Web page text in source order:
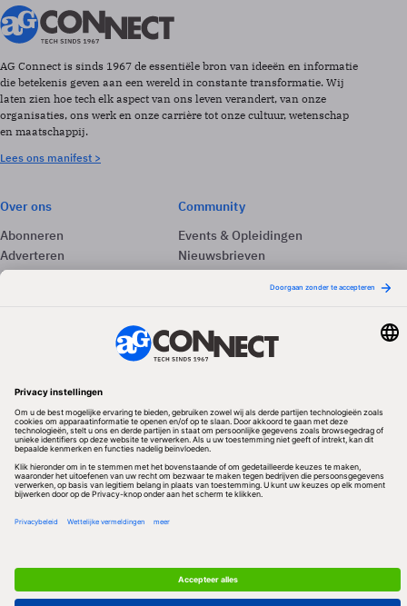
AG Connect is sinds 1967 de essentiële bron van ideeën en informatie
die betekenis geven aan een wereld in constante transformatie. Wij
laten zien hoe tech elk aspect van ons leven verandert, van onze
organisaties, ons werk en onze carrière tot onze cultuur, wetenschap
en maatschappij.
Lees ons manifest >
Over ons
Abonneren
Adverteren
Contact
Community
Events & Opleidingen
Nieuwsbrieven
Vacatures
Redactionele partner